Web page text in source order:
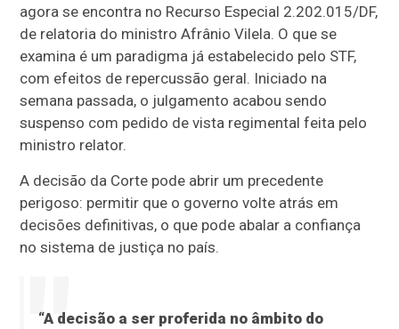
agora se encontra no Recurso Especial 2.202.015/DF,
de relatoria do ministro Afrânio Vilela. O que se
examina é um paradigma já estabelecido pelo STF,
com efeitos de repercussão geral. Iniciado na
semana passada, o julgamento acabou sendo
suspenso com pedido de vista regimental feita pelo
ministro relator.
A decisão da Corte pode abrir um precedente
perigoso: permitir que o governo volte atrás em
decisões definitivas, o que pode abalar a confiança
no sistema de justiça no país.
“A decisão a ser proferida no âmbito do